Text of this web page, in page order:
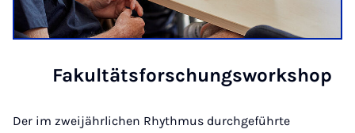
Fakultätsforschungsworkshop
Der im zweijährlichen Rhythmus durchgeführte